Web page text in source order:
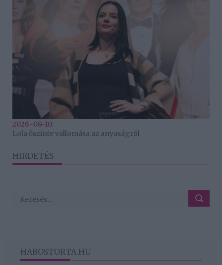
2026-08-10.
Lola őszinte vallomása az anyaságról
HIRDETÉS
HABOSTORTA.HU